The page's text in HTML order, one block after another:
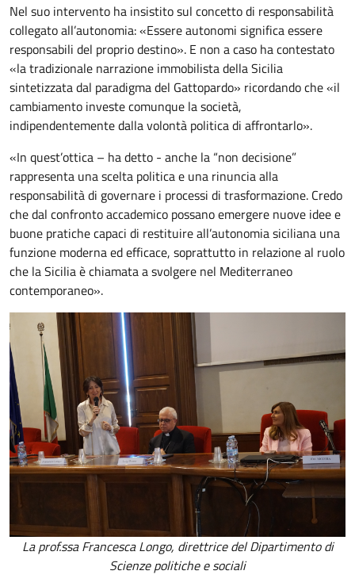
Nel suo intervento ha insistito sul concetto di responsabilità
collegato all’autonomia: «Essere autonomi significa essere
responsabili del proprio destino». E non a caso ha contestato
«la tradizionale narrazione immobilista della Sicilia
sintetizzata dal paradigma del Gattopardo» ricordando che «il
cambiamento investe comunque la società,
indipendentemente dalla volontà politica di affrontarlo».
«In quest’ottica – ha detto - anche la “non decisione”
rappresenta una scelta politica e una rinuncia alla
responsabilità di governare i processi di trasformazione. Credo
che dal confronto accademico possano emergere nuove idee e
buone pratiche capaci di restituire all’autonomia siciliana una
funzione moderna ed efficace, soprattutto in relazione al ruolo
che la Sicilia è chiamata a svolgere nel Mediterraneo
contemporaneo».
La prof.ssa Francesca Longo, direttrice del Dipartimento di
Scienze politiche e sociali